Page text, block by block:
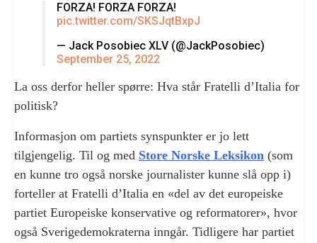
FORZA! FORZA FORZA!
pic.twitter.com/SKSJqtBxpJ
— Jack Posobiec XLV (@JackPosobiec)
September 25, 2022
La oss derfor heller spørre: Hva står Fratelli d’Italia for
politisk?
Informasjon om partiets synspunkter er jo lett
tilgjengelig. Til og med Store Norske Leksikon (som
en kunne tro også norske journalister kunne slå opp i)
forteller at Fratelli d’Italia en «del av det europeiske
partiet Europeiske konservative og reformatorer», hvor
også Sverigedemokraterna inngår. Tidligere har partiet